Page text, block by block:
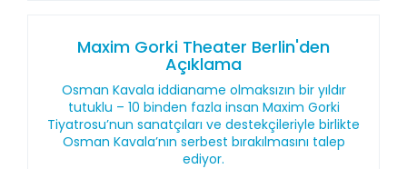
Maxim Gorki Theater Berlin'den
Açıklama
Osman Kavala iddianame olmaksızın bir yıldır
tutuklu – 10 binden fazla insan Maxim Gorki
Tiyatrosu’nun sanatçıları ve destekçileriyle birlikte
Osman Kavala’nın serbest bırakılmasını talep
ediyor.